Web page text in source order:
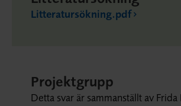
Litteratursökning.pdf
Projektgrupp
Detta svar är sammanställt av